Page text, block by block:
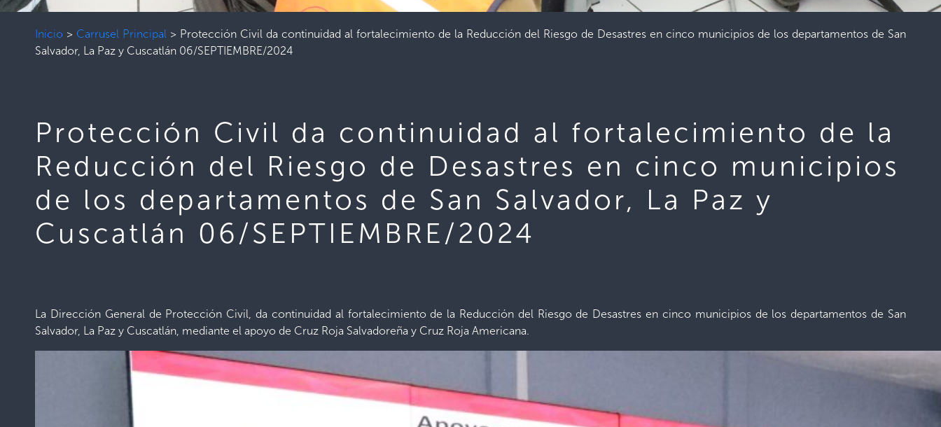
Inicio > Carrusel Principal > Protección Civil da continuidad al fortalecimiento de la Reducción del Riesgo de Desastres en cinco municipios de los departamentos de San
Salvador, La Paz y Cuscatlán 06/SEPTIEMBRE/2024
Protección Civil da continuidad al fortalecimiento de la
Reducción del Riesgo de Desastres en cinco municipios
de los departamentos de San Salvador, La Paz y
Cuscatlán 06/SEPTIEMBRE/2024
La Dirección General de Protección Civil, da continuidad al fortalecimiento de la Reducción del Riesgo de Desastres en cinco municipios de los departamentos de San
Salvador, La Paz y Cuscatlán, mediante el apoyo de Cruz Roja Salvadoreña y Cruz Roja Americana.